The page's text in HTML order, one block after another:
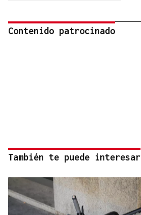
Contenido patrocinado
También te puede interesar